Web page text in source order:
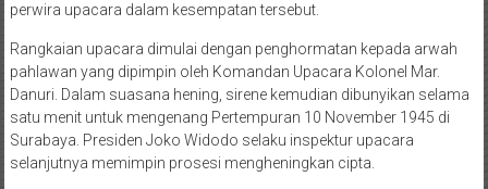
perwira upacara dalam kesempatan tersebut.
Rangkaian upacara dimulai dengan penghormatan kepada arwah
pahlawan yang dipimpin oleh Komandan Upacara Kolonel Mar.
Danuri. Dalam suasana hening, sirene kemudian dibunyikan selama
satu menit untuk mengenang Pertempuran 10 November 1945 di
Surabaya. Presiden Joko Widodo selaku inspektur upacara
selanjutnya memimpin prosesi mengheningkan cipta.